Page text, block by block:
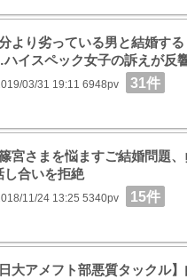
より劣っている男と結婚す
イスペック女子の訴えが反
03/31 19:11 6948pv 31件
宮さまを悩ますご結婚問題、
し合いを拒絶
11/24 13:25 5340pv 15件
大アメフト部悪質タックル】